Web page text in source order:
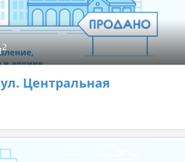
2
Центральная